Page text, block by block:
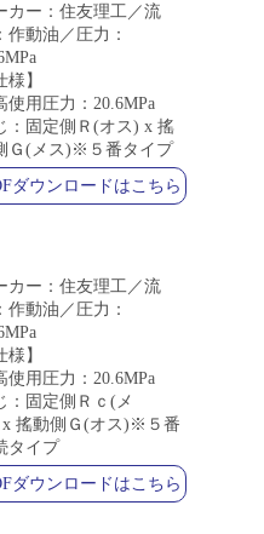
カー：住友理工／流
作動油／圧力：
様】
使用圧力：20.6MPa
：固定側Ｒ(オス) x 搖
Ｇ(メス)※５番タイプ
ダウンロードはこちら
カー：住友理工／流
作動油／圧力：
様】
使用圧力：20.6MPa
：固定側Ｒｃ(メ
x 搖動側Ｇ(オス)※５番
タイプ
ダウンロードはこちら